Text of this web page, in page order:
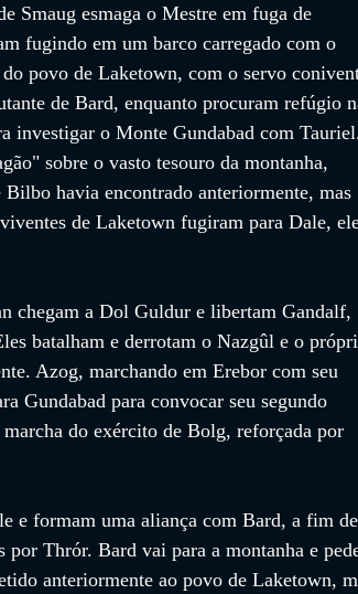
Smaug esmaga o Mestre em fuga de
fugindo em um barco carregado com o
povo de Laketown, com o servo
de Bard, enquanto procuram refúgio
investigar o Monte Gundabad com
sobre o vasto tesouro da montanha,
havia encontrado anteriormente, mas
de Laketown fugiram para Dale,
chegam a Dol Guldur e libertam Gandalf,
batalham e derrotam o Nazgûl e o
Azog, marchando em Erebor com seu
Gundabad para convocar seu segundo
do exército de Bolg, reforçada por
e formam uma aliança com Bard, a fim
por Thrór. Bard vai para a montanha e
anteriormente ao povo de Laketown,